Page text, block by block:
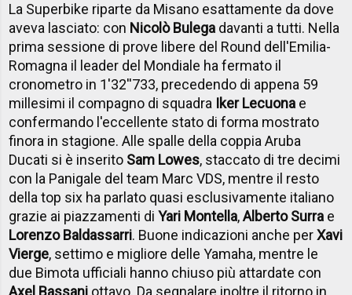
La Superbike riparte da Misano esattamente da dove
aveva lasciato: con Nicolò Bulega davanti a tutti. Nella
prima sessione di prove libere del Round dell'Emilia-
Romagna il leader del Mondiale ha fermato il
cronometro in 1'32''733, precedendo di appena 59
millesimi il compagno di squadra Iker Lecuona e
confermando l'eccellente stato di forma mostrato
finora in stagione. Alle spalle della coppia Aruba
Ducati si è inserito Sam Lowes, staccato di tre decimi
con la Panigale del team Marc VDS, mentre il resto
della top six ha parlato quasi esclusivamente italiano
grazie ai piazzamenti diYari Montella,Alberto Surra e
Lorenzo Baldassarri. Buone indicazioni anche perXavi
Vierge, settimo e migliore delle Yamaha, mentre le
due Bimota ufficiali hanno chiuso più attardate con